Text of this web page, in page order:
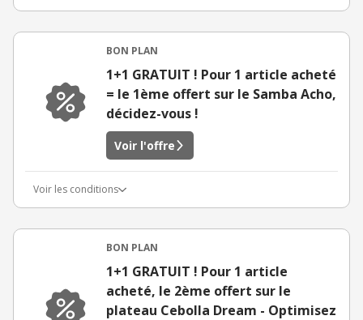
BON PLAN
1+1 GRATUIT ! Pour 1 article acheté
= le 1ème offert sur le Samba Acho,
décidez-vous !
Voir l'offre
Voir les conditions
BON PLAN
1+1 GRATUIT ! Pour 1 article
acheté, le 2ème offert sur le
plateau Cebolla Dream - Optimisez